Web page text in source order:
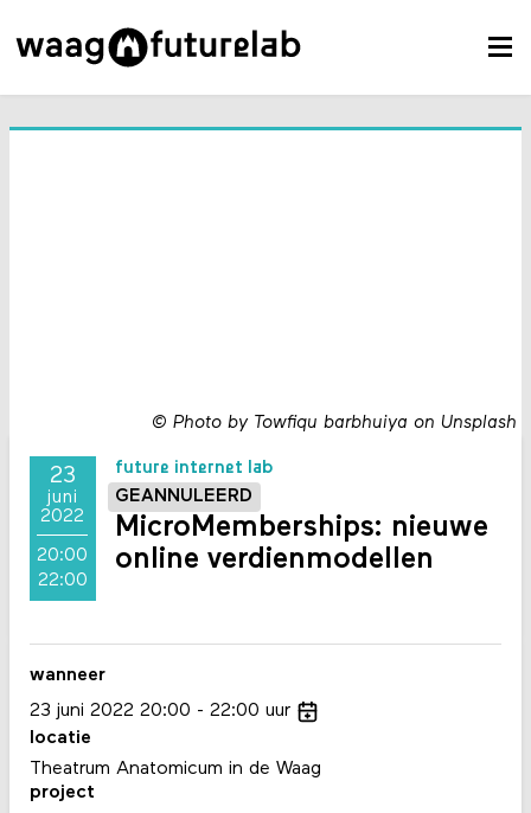
© Photo by Towfiqu barbhuiya on Unsplash
23
juni
2022
20:00
22:00
future internet lab
GEANNULEERD
MicroMemberships: nieuwe
online verdienmodellen
wanneer
23 juni 2022 20:00 22:00 uur
locatie
Theatrum Anatomicum in de Waag
project